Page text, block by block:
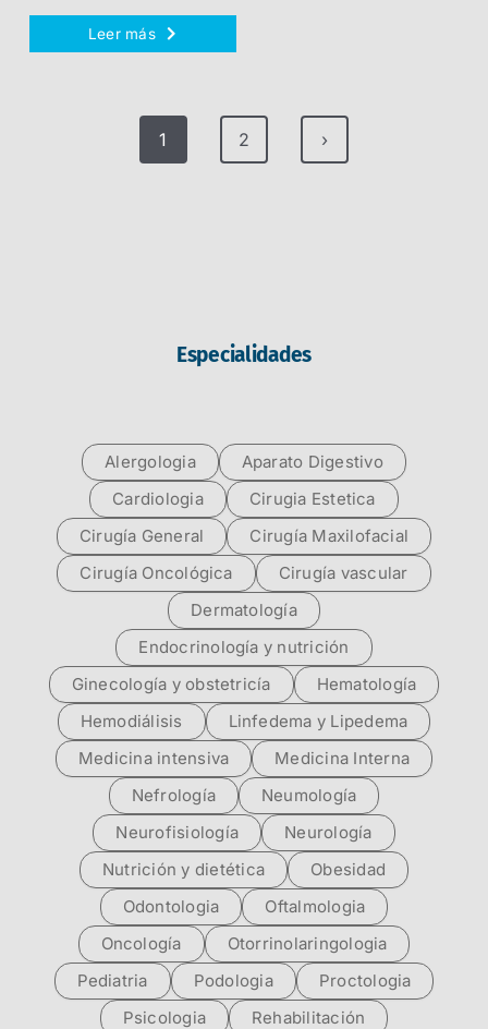
Leer más
1 2 ›
Especialidades
Alergologia
Aparato Digestivo
Cardiologia
Cirugia Estetica
Cirugía General
Cirugía Maxilofacial
Cirugía Oncológica
Cirugía vascular
Dermatología
Endocrinología y nutrición
Ginecología y obstetricía
Hematología
Hemodiálisis
Linfedema y Lipedema
Medicina intensiva
Medicina Interna
Nefrología
Neumología
Neurofisiología
Neurología
Nutrición y dietética
Obesidad
Odontologia
Oftalmologia
Oncología
Otorrinolaringologia
Pediatria
Podologia
Proctologia
Psicologia
Rehabilitación